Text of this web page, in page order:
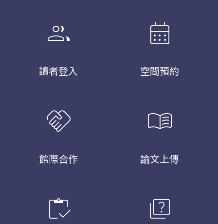
group
讀者登入
calendar_month
空間預約
handshake
館際合作
menu_book
論文上傳
inventory quiz